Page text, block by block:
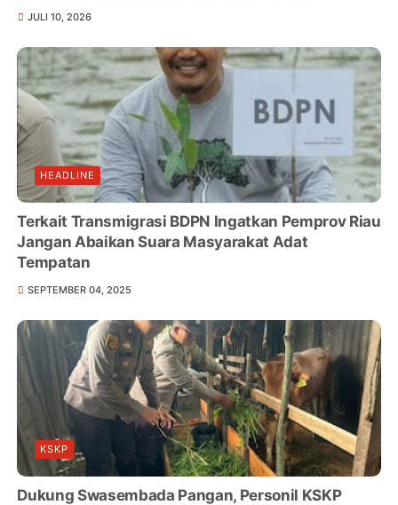
JULI 10, 2026
HEADLINE
Terkait Transmigrasi BDPN Ingatkan Pemprov Riau
Jangan Abaikan Suara Masyarakat Adat
Tempatan
SEPTEMBER 04, 2025
KSKP
Dukung Swasembada Pangan, Personil KSKP